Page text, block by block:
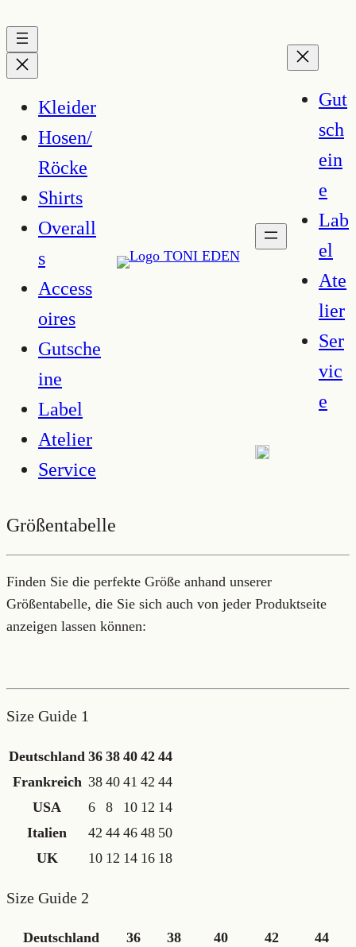
Inhalt
springen
Kleider
Hosen/
Röcke
Shirts
Overall
s
Access
oires
Gutsche
ine
Label
Atelier
Service
Gut
sch
ein
e
Lab
el
Ate
lier
Ser
vic
e
Größentabelle
Finden Sie die perfekte Größe anhand unserer
Größentabelle, die Sie sich auch von jeder Produktseite
anzeigen lassen können:
Size Guide 1
Deutschland 36 38 40 42 44
Frankreich 38 40 41 42 44
USA
6 8 10 12 14
Italien
42 44 46 48 50
UK
10 12 14 16 18
Size Guide 2
Deutschland 36 38 40 42
44